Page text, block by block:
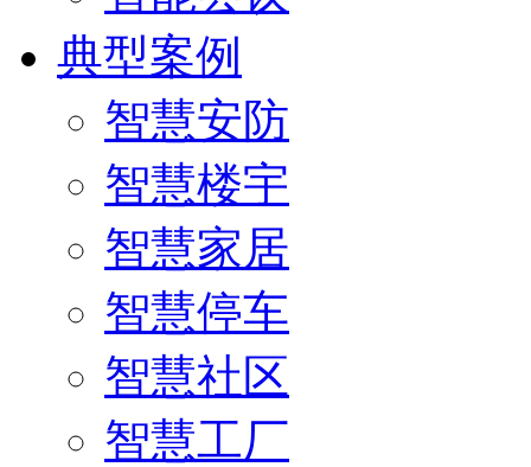
典型案例
智慧安防
智慧楼宇
智慧家居
智慧停车
智慧社区
智慧工厂